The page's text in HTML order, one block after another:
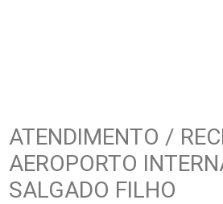
ATENDIMENTO /
AEROPORTO
SALGADO FILHO